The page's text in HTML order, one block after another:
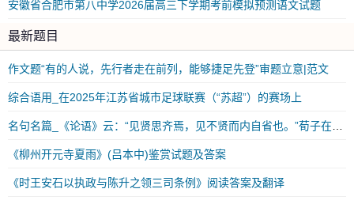
安徽省合肥市第八中学2026届高三下学期考前模拟预测语文试题
最新题目
作文题“有的人说，先行者走在前列，能够捷足先登”审题立意|范文
综合语用_在2025年江苏省城市足球联赛（“苏超”）的赛场上
《柳州开元寺夏雨》(吕本中)鉴赏试题及答案
《时王安石以执政与陈升之领三司条例》阅读答案及翻译